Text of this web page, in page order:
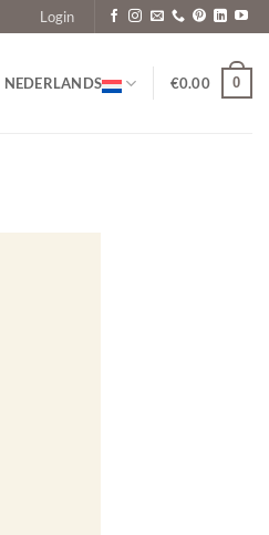
Login
NEDERLANDS €0.00 0